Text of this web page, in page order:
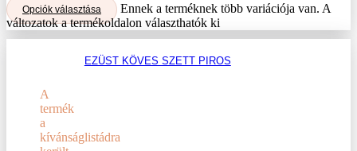
Opciók választása
Ennek a terméknek több variációja van. A
változatok a termékoldalon választhatók ki
EZÜST KÖVES SZETT PIROS
A
termék
a
kívánságlistádra